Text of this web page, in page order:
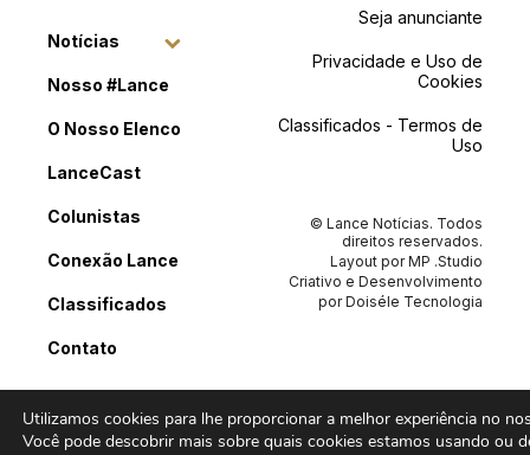
Notícias
Nosso #Lance
O Nosso Elenco
LanceCast
Colunistas
Conexão Lance
Classificados
Contato
Seja anunciante
Privacidade e Uso de
Cookies
Classificados - Termos de
Uso
© Lance Notícias. Todos
direitos reservados.
Layout porMP .Studio
Criativo e Desenvolvimento
porDoiséle Tecnologia
Utilizamos cookies para lhe proporcionar a melhor experiência no
Você pode descobrir mais sobre quais cookies estamos usando ou